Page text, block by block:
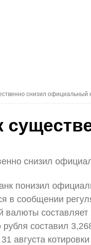
снизил официальный
снизил
понизил
в сообщении
валюты
рубля составил
августа